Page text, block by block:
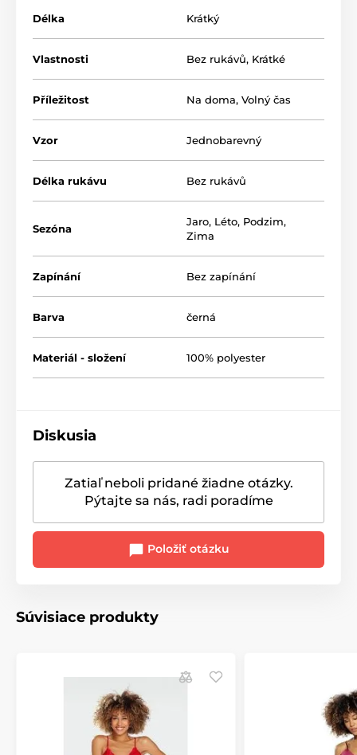
Délka Krátký
Vlastnosti Bez rukávů, Krátké
Příležitost Na doma, Volný čas
Vzor Jednobarevný
Délka rukávu Bez rukávů
Sezóna
Jaro, Léto, Podzim,
Zima
Zapínání Bez zapínání
Barva černá
Materiál - složení 100% polyester
Diskusia
Zatiaľ neboli pridané žiadne otázky.
Pýtajte sa nás, radi poradíme
Položiť otázku
Súvisiace produkty